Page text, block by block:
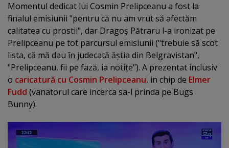
Momentul dedicat lui Cosmin Prelipceanu a fost la
finalul emisiunii "pentru că nu am vrut să afectăm
calitatea cu prostii", dar Dragoş Pătraru l-a ironizat pe
Prelipceanu pe tot parcursul emisiunii ("trebuie să scot
lista, că mă dau în judecată ăştia din Belgravistan",
"Prelipceanu, fii pe fază, ia notiţe"). A prezentat inclusiv
o caricatură cu Cosmin Prelipceanu, in chip de Elmer
Fudd (vanatorul care incerca sa-l prinda pe Bugs
Bunny).